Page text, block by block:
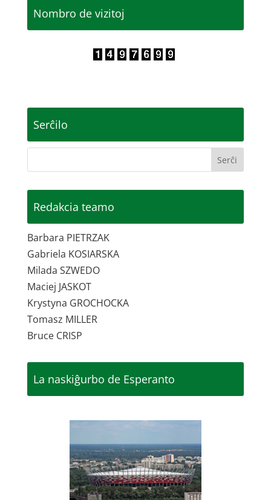
Nombro de vizitoj
Serĉilo
Redakcia teamo
Barbara PIETRZAK
Gabriela KOSIARSKA
Milada SZWEDO
Maciej JASKOT
Krystyna GROCHOCKA
Tomasz MILLER
Bruce CRISP
La naskiĝurbo de Esperanto